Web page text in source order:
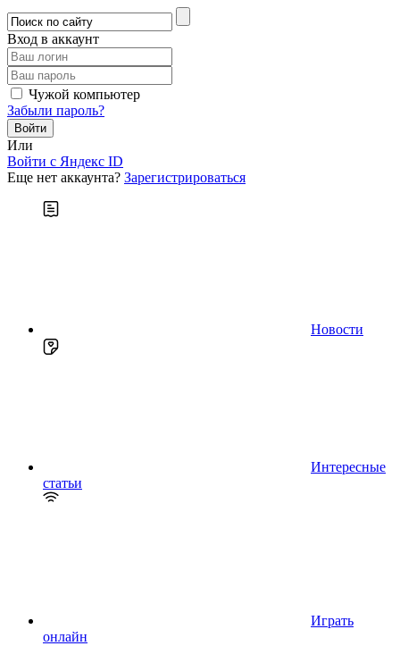
Вход в аккаунт
Чужой компьютер
Забыли пароль?
Или
Войти c Яндекс ID
Еще нет аккаунта? Зарегистрироваться
Новости
Интересные
статьи
Играть
онлайн